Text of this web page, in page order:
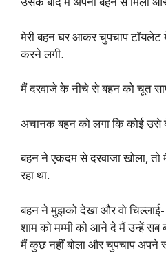
मेरी बहन घर आकर चुपचाप
करने लगी.
मैं दरवाजे के नीचे से बहन को चूत
अचानक बहन को लगा कि कोई उसे
बहन ने एकदम से दरवाजा खोला,
रहा था.
बहन ने मुझको देखा और वो
शाम को मम्मी को आने दे मैं उन्हें सब
मैं कुछ नहीं बोला और चुपचाप अपने